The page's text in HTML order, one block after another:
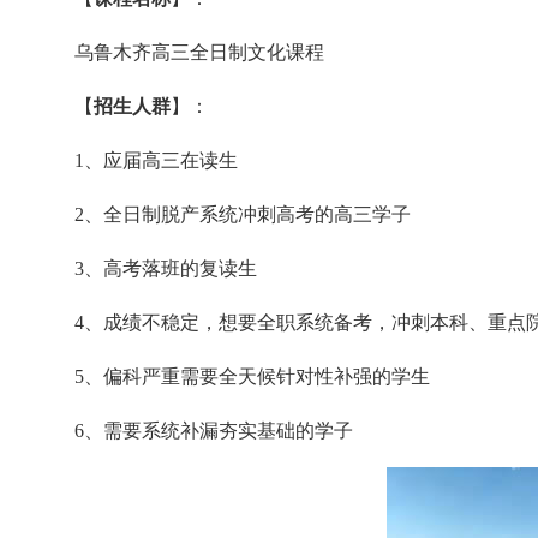
乌鲁木齐高三全日制文化课程
【招生人群】：
1、应届高三在读生
2、全日制脱产系统冲刺高考的高三学子
3、高考落班的复读生
4、成绩不稳定，想要全职系统备考，冲刺本科、重点
5、偏科严重需要全天候针对性补强的学生
6、需要系统补漏夯实基础的学子